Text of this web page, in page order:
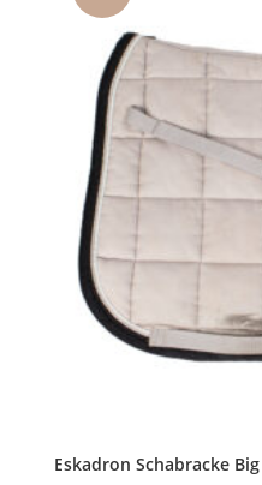
Eskadron Schabracke